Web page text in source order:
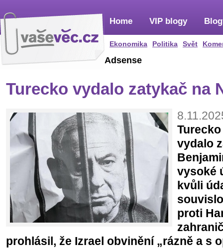
Home
Ekonomika Politika Svět
VIP blogy
Adsense
Turecko vydalo zatykač na
vydalo
vysoké
kvůli
proti
prohlásil, že Izrael obvinění „rázně a s